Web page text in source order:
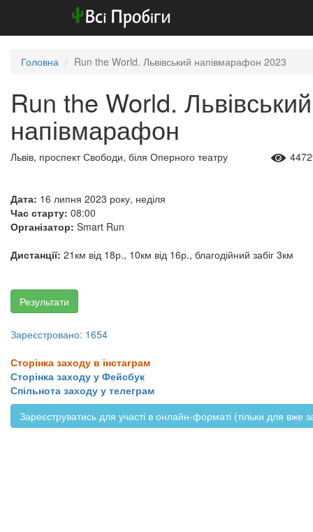
Головна Run the World. Львівський напівмарафон 2023
Run the World. Львівський
напівмарафон
Львів, проспект Свободи, біля Оперного театру
Дата: 16 липня 2023 року, неділя
Час старту: 08:00
Організатор: Smart Run
Дистанції: 21км від 18р., 10км від 16р., благодійний забіг 3км
Результати
Зареєстровано: 1654
​​​​​​​Сторінка заходу в інстаграм
Сторінка заходу у Фейсбук
Спільнота заходу у телеграм
Зареєструватись для участі в онлайн-форматі (тільки для вже